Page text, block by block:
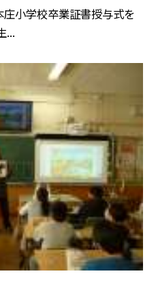
庄小学校卒業証書授与式を
...